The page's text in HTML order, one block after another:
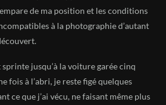
de ma position et les conditions
à la photographie d’autant
jusqu’à la voiture garée cinq
fois à l’abri, je reste figé quelques
ce que j’ai vécu, ne faisant même plus